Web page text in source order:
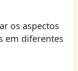
os aspectos
em diferentes